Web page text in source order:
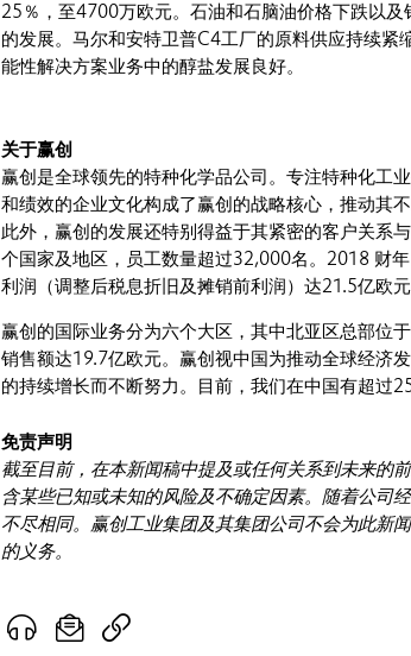
25％，至4700万欧元。石油和石脑油价格下跌以
的发展。马尔和安特卫普C4工厂的原料供应持续紧
能性解决方案业务中的醇盐发展良好。
关于赢创
赢创是全球领先的特种化学品公司。专注特种化工
和绩效的企业文化构成了赢创的战略核心，推动其
此外，赢创的发展还特别得益于其紧密的客户关系
个国家及地区，员工数量超过32,000名。2018 财
利润（调整后税息折旧及摊销前利润）达21.5亿欧元
赢创的国际业务分为六个大区，其中北亚区总部位
销售额达19.7亿欧元。赢创视中国为推动全球经济
的持续增长而不断努力。目前，我们在中国有超过
免责声明
截至目前，在本新闻稿中提及或任何关系到未来的
含某些已知或未知的风险及不确定因素。随着公司
不尽相同。赢创工业集团及其集团公司不会为此新
的义务。